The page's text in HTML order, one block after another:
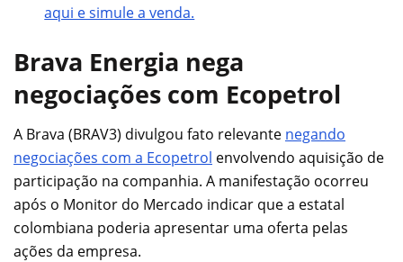
aqui e simule a venda.
Brava Energia nega
negociações com Ecopetrol
A Brava (BRAV3) divulgou fato relevante negando
negociações com a Ecopetrol envolvendo aquisição de
participação na companhia. A manifestação ocorreu
após o Monitor do Mercado indicar que a estatal
colombiana poderia apresentar uma oferta pelas
ações da empresa.